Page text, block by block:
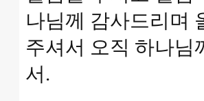
나님께 감사드리며
주셔서 오직 하나님
서.